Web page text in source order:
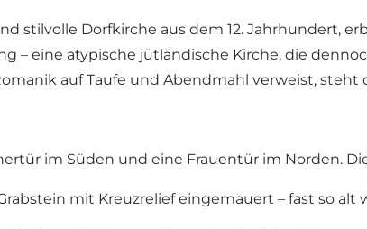
stilvolle Dorfkirche aus dem 12. Jahrhundert,
– eine atypische jütländische Kirche, die
auf Taufe und Abendmahl verweist,
im Süden und eine Frauentür im Norden.
mit Kreuzrelief eingemauert – fast so alt